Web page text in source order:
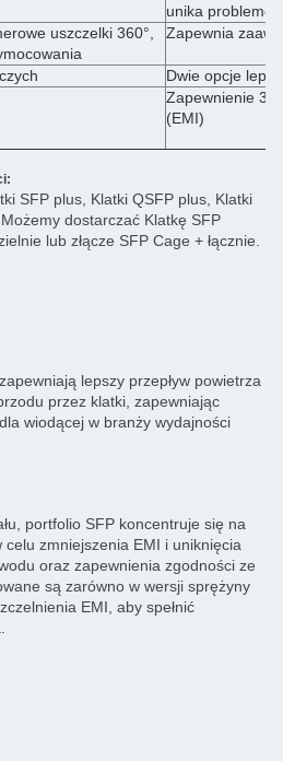
unika
uszczelki 360°,
Zapewnia
Dwie opcje
Zapewnienie
(EMI)
SFP plus, Klatki QSFP plus, Klatki
dostarczać Klatkę SFP
lub złącze SFP Cage + łącznie.
lepszy przepływ powietrza
przez klatki, zapewniając
wiodącej w branży wydajności
portfolio SFP koncentruje się na
celu zmniejszenia EMI i uniknięcia
oraz zapewnienia zgodności ze
są zarówno w wersji sprężyny
EMI, aby spełnić